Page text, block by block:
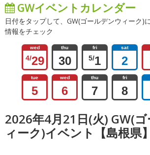
GWイベントカレンダー
日付をタップして、GW(ゴールデンウィーク)
情報をチェック
wed
4/29
thu
30
fri
5/1
sat
2
tue
5
wed
6
thu
7
fri
8
2026年4月21日(火) GW(
ィーク)イベント【島根県】